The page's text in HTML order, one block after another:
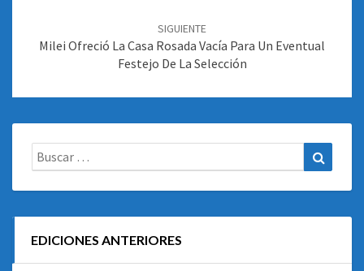
SIGUIENTE
Milei Ofreció La Casa Rosada Vacía Para Un Eventual
Festejo De La Selección
Buscar:
EDICIONES ANTERIORES